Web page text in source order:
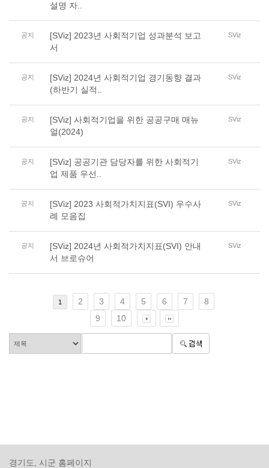
설명 자..
공지
[SViz] 2023년 사회적기업 성과분석 보고
서
SViz
공지
[SViz] 2024년 사회적기업 경기동향 결과
(하반기 실적..
SViz
공지
[SViz] 사회적기업을 위한 공공구매 매뉴
얼(2024)
SViz
공지
[SViz] 공공기관 담당자를 위한 사회적기
업 제품 우선..
SViz
공지
[SViz] 2023 사회적가치지표(SVI) 우수사
례 모음집
SViz
공지
[SViz] 2024년 사회적가치지표(SVI) 안내
서 브로슈어
SViz
1 2 3 4 5 6 7
8
9
10
경기도, 시군 홈페이지